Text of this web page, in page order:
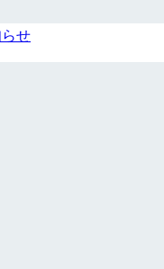
せ